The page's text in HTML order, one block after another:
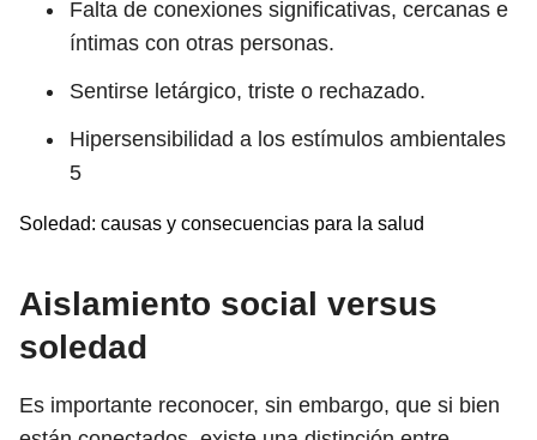
Falta de conexiones significativas, cercanas e
íntimas con otras personas.
Sentirse letárgico, triste o rechazado.
Hipersensibilidad a los estímulos ambientales
5
Soledad: causas y consecuencias para la salud
Aislamiento social versus
soledad
Es importante reconocer, sin embargo, que si bien